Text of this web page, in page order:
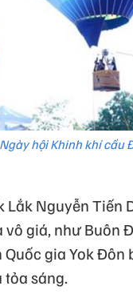
hội Khinh khí cầu
Lắk Nguyễn Tiến
giá, như Buôn
gia Yok Đôn
sáng.